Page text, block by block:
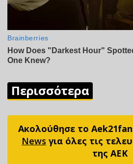
Περισσότερα
Ακολούθησε το
News για όλες τις
της ΑΕΚ